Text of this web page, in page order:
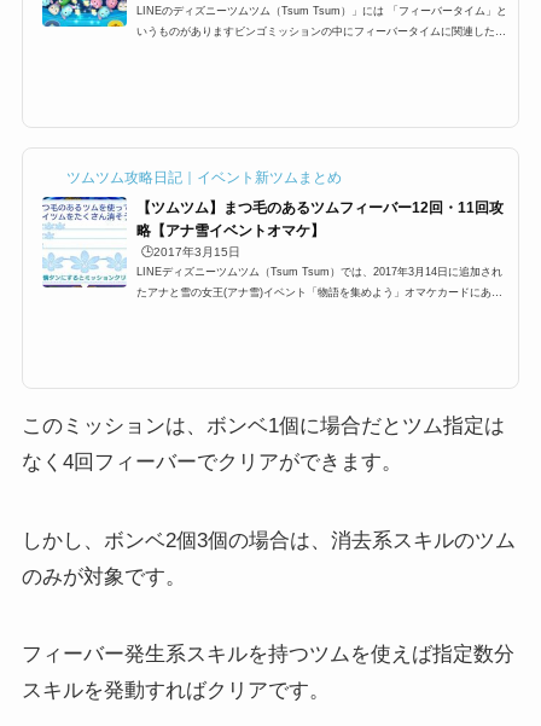
LINEのディズニーツムツム（Tsum Tsum）」には 「フィーバータイム」と
いうものがありますビンゴミッションの中にフィーバータイムに関連したミ
ツムツム攻略日記｜イベント新ツムまとめ
【ツムツム】まつ毛のあるツムフィーバー12回・11回攻
略【アナ雪イベントオマケ】
🕒️2017年3月15日
LINEディズニーツムツム（Tsum Tsum）では、2017年3月14日に追加され
たアナと雪の女王(アナ雪)イベント「物語を集めよう」オマケカードにある
に該当するキャラクター(対象ツ...
このミッションは、ボンベ1個に場合だとツム指定は
なく4回フィーバーでクリアができます。
しかし、ボンベ2個3個の場合は、消去系スキルのツム
のみが対象です。
フィーバー発生系スキルを持つツムを使えば指定数分
スキルを発動すればクリアです。